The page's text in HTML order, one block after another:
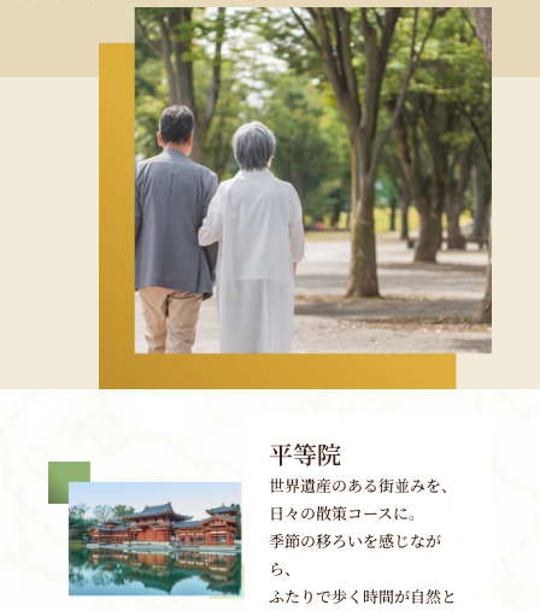
平等院
世界遺産のある街並みを、
日々の散策コースに。
季節の移ろいを感じなが
ら、
ふたりで歩く時間が自然と